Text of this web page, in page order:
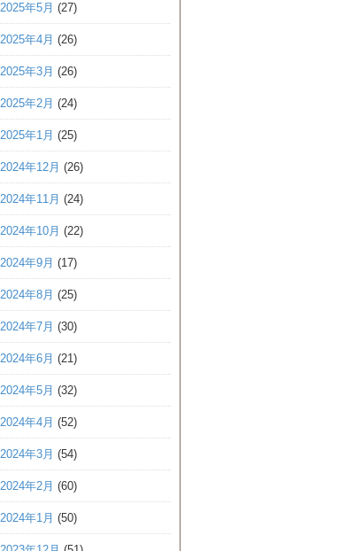
2025年5月 (27)
2025年4月 (26)
2025年3月 (26)
2025年2月 (24)
2025年1月 (25)
2024年12月 (26)
2024年11月 (24)
2024年10月 (22)
2024年9月 (17)
2024年8月 (25)
2024年7月 (30)
2024年6月 (21)
2024年5月 (32)
2024年4月 (52)
2024年3月 (54)
2024年2月 (60)
2024年1月 (50)